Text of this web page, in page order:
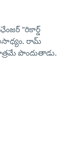
"రికార్డ్
రామ్
పొందుతాడు.